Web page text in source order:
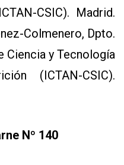
CSIC). Madrid.
Colmenero, Dpto.
Ciencia y Tecnología
(ICTAN-CSIC).
Nº 140